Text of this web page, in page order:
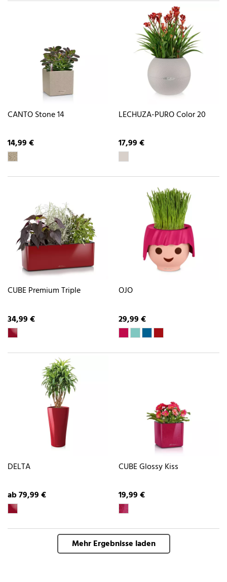
CANTO Stone 14
14,99 €
LECHUZA-PURO Color 20
17,99 €
CUBE Premium Triple
34,99 €
OJO
29,99 €
DELTA
ab 79,99 €
CUBE Glossy Kiss
19,99 €
Mehr Ergebnisse laden